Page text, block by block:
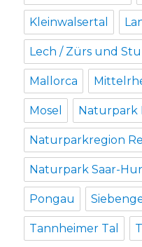
Kleinwalsertal
Lech / Zürs und
Mallorca
Mosel Naturpark
Naturparkregion
Naturpark Saar-
Pongau
Tannheimer Tal